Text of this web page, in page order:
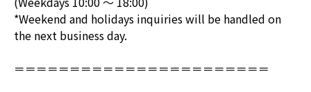
*Weekend and holidays inquiries will be handled on
the next business day.
＝＝＝＝＝＝＝＝＝＝＝＝＝＝＝＝＝＝＝＝＝＝＝